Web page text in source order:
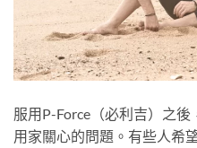
服用P-Force（必利吉）之
用家關心的問題。有些人希